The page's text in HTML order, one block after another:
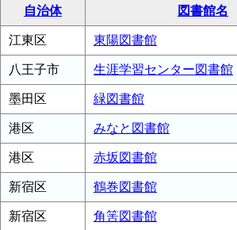
自治体
図書館名
江東区 東陽図書館
八王子市 生涯学習センター図書館
墨田区 緑図書館
港区 みなと図書館
港区 赤坂図書館
新宿区 鶴巻図書館
新宿区 角筈図書館